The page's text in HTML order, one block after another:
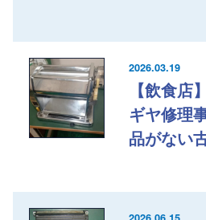
2026.03.19
【飲食店
ギヤ修理
品がない